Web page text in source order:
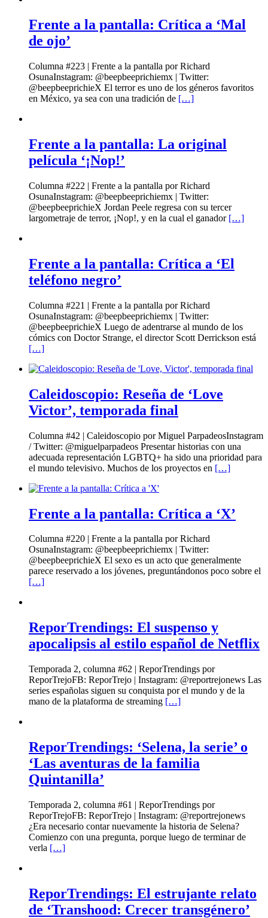
Frente a la pantalla: Crítica a ‘Mal
de ojo’
Columna #223 | Frente a la pantalla por Richard
OsunaInstagram: @beepbeeprichiemx | Twitter:
@beepbeeprichieX El terror es uno de los géneros favoritos
en México, ya sea con una tradición de […]
Frente a la pantalla: La original
película ‘¡Nop!’
Columna #222 | Frente a la pantalla por Richard
OsunaInstagram: @beepbeeprichiemx | Twitter:
@beepbeeprichieX Jordan Peele regresa con su tercer
largometraje de terror, ¡Nop!, y en la cual el ganador […]
Frente a la pantalla: Crítica a ‘El
teléfono negro’
Columna #221 | Frente a la pantalla por Richard
OsunaInstagram: @beepbeeprichiemx | Twitter:
@beepbeeprichieX Luego de adentrarse al mundo de los
cómics con Doctor Strange, el director Scott Derrickson está
[…]
Caleidoscopio: Reseña de ‘Love
Victor’, temporada final
Columna #42 | Caleidoscopio por Miguel ParpadeosInstagram
/ Twitter: @miguelparpadeos Presentar historias con una
adecuada representación LGBTQ+ ha sido una prioridad para
el mundo televisivo. Muchos de los proyectos en […]
Frente a la pantalla: Crítica a ‘X’
Columna #220 | Frente a la pantalla por Richard
OsunaInstagram: @beepbeeprichiemx | Twitter:
@beepbeeprichieX El sexo es un acto que generalmente
parece reservado a los jóvenes, preguntándonos poco sobre el
[…]
ReporTrendings: El suspenso y
apocalipsis al estilo español de Netflix
Temporada 2, columna #62 | ReporTrendings por
ReporTrejoFB: ReporTrejo | Instagram: @reportrejonews Las
series españolas siguen su conquista por el mundo y de la
mano de la plataforma de streaming […]
ReporTrendings: ‘Selena, la serie’ o
‘Las aventuras de la familia
Quintanilla’
Temporada 2, columna #61 | ReporTrendings por
ReporTrejoFB: ReporTrejo | Instagram: @reportrejonews
¿Era necesario contar nuevamente la historia de Selena?
Comienzo con una pregunta, porque luego de terminar de
verla […]
ReporTrendings: El estrujante relato
de ‘Transhood: Crecer transgénero’